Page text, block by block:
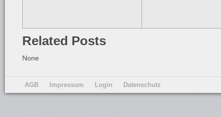
Related Posts
None
AGB Impressum Login Datenschutz